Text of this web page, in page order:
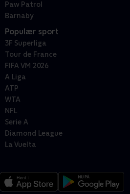
Paw Patrol
Barnaby
Populær sport
3F Superliga
Tour de France
FIFA VM 2026
A Liga
ATP
WTA
NFL
Serie A
Diamond League
La Vuelta